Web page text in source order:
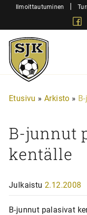
SiirryIlmoittautuminen |
Sjk-
Juniorit
Etusivu » Arkisto »
B-junnut
kentälle
Julkaistu 2.12.2008
B-junnut palasivat